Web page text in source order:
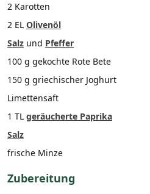
2 Karotten
2 EL Olivenöl
Salz und Pfeffer
100 g gekochte Rote Bete
150 g griechischer Joghurt
Limettensaft
1 TL geräucherte Paprika
Salz
frische Minze
Zubereitung